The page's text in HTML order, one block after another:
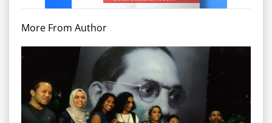
More From Author